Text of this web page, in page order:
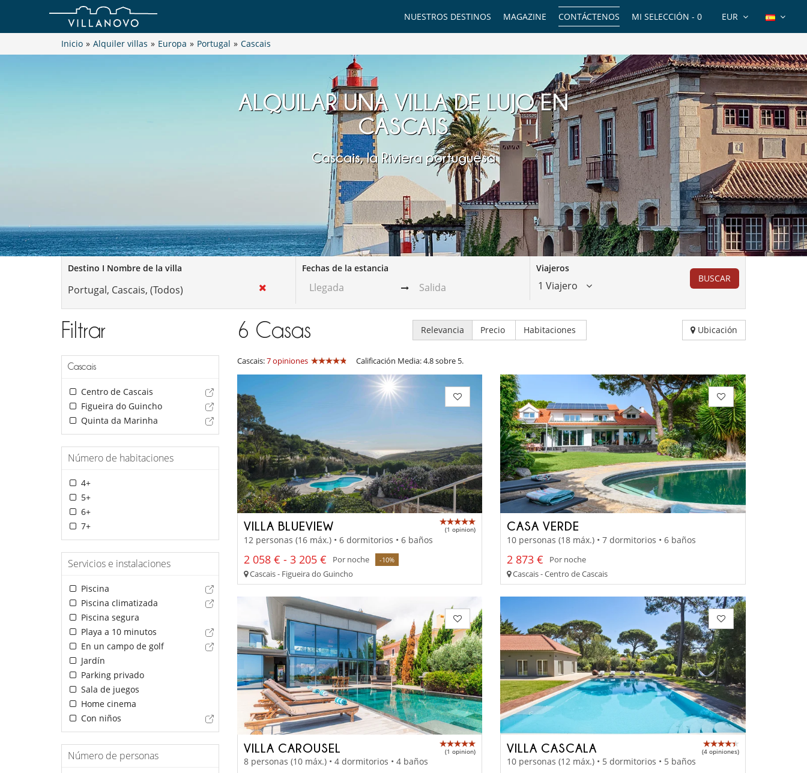
EUR
MI SELECCIÓN - 0
CONTÁCTENOS
MAGAZINE
NUESTROS DESTINOS
Inicio » Alquiler villas » Europa » Portugal » Cascais
ALQUILAR UNA VILLA DE LUJO EN
CASCAIS
Cascais, la Riviera portuguesa
Destino I Nombre de la villa Fechas de la estancia Viajeros
1 Viajero
BUSCAR
Filtrar
Cascais
Centro de Cascais
Figueira do Guincho
Quinta da Marinha
Número de habitaciones
4+
5+
6+
7+
Servicios e instalaciones
Piscina
Piscina climatizada
Piscina segura
Playa a 10 minutos
En un campo de golf
Jardín
Parking privado
Sala de juegos
Home cinema
Con niños
Número de personas
6 Casas Relevancia Precio Habitaciones Ubicación
Cascais:7 opiniones Calificación Media: 4.8 sobre 5.
VILLA BLUEVIEW (1 opinion)
12 personas (16 máx.) • 6 dormitorios • 6 baños
2 058 € - 3 205 € Por noche -10%
Cascais - Figueira do Guincho
CASA VERDE
10 personas (18 máx.) • 7 dormitorios • 6 baños
2 873 €
Por noche
Cascais - Centro de Cascais
VILLA CAROUSEL (1 opinion)
8 personas (10 máx.) • 4 dormitorios • 4 baños
VILLA CASCALA (4 opiniones)
10 personas (12 máx.) • 5 dormitorios • 5 baños